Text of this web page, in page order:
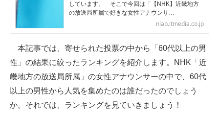
企業ITのトレンドを詳説
マーケ×ITの今がよく分かる
ITエンジニア向け専門サイト
企業向けIT製品の総合サイト
しています。 そこで今回は「【NHK】近畿地方
の放送局所属で好きな女性アナウンサ…
nlab.itmedia.co.jp
本記事では、寄せられた投票の中から「60代以上の男
性」の結果に絞ったランキングを紹介します。NHK「近
畿地方の放送局所属」の女性アナウンサーの中で、60代
以上の男性から人気を集めたのは誰だったのでしょう
か。それでは、ランキングを見ていきましょう！